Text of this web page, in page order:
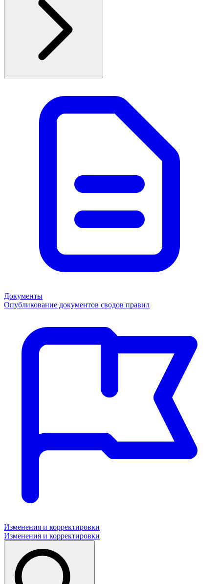
Документы
Опубликование документов сводов правил
Изменения и корректировки
Изменения и корректировки